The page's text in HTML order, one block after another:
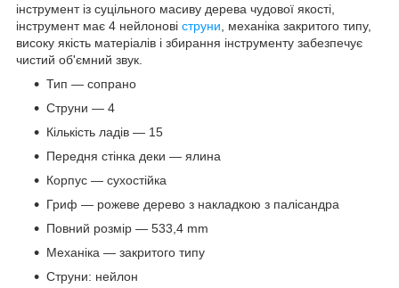
інструмент із суцільного масиву дерева чудової якості,
інструмент має 4 нейлонові струни , механіка закритого типу,
високу якість матеріалів і збирання інструменту забезпечує
чистий об'ємний звук.
Тип — сопрано
Струни — 4
Кількість ладів — 15
Передня стінка деки — ялина
Корпус — сухостійка
Гриф — рожеве дерево з накладкою з палісандра
Повний розмір — 533,4 mm
Механіка — закритого типу
Струни: нейлон